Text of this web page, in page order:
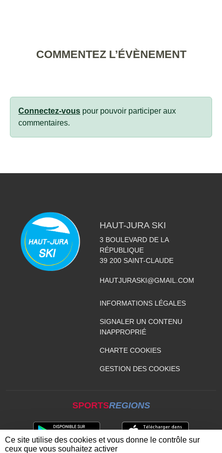
COMMENTEZ L’ÉVÈNEMENT
Connectez-vous pour pouvoir participer aux
commentaires.
HAUT-JURA SKI
3 BOULEVARD DE LA
RÉPUBLIQUE
39 200 SAINT-CLAUDE
HAUTJURASKI@GMAIL.COM
INFORMATIONS LÉGALES
SIGNALER UN CONTENU
INAPPROPRIÉ
CHARTE COOKIES
GESTION DES COOKIES
SPORTSREGIONS
Ce site utilise des cookies et vous donne le contrôle sur
ceux que vous souhaitez activer